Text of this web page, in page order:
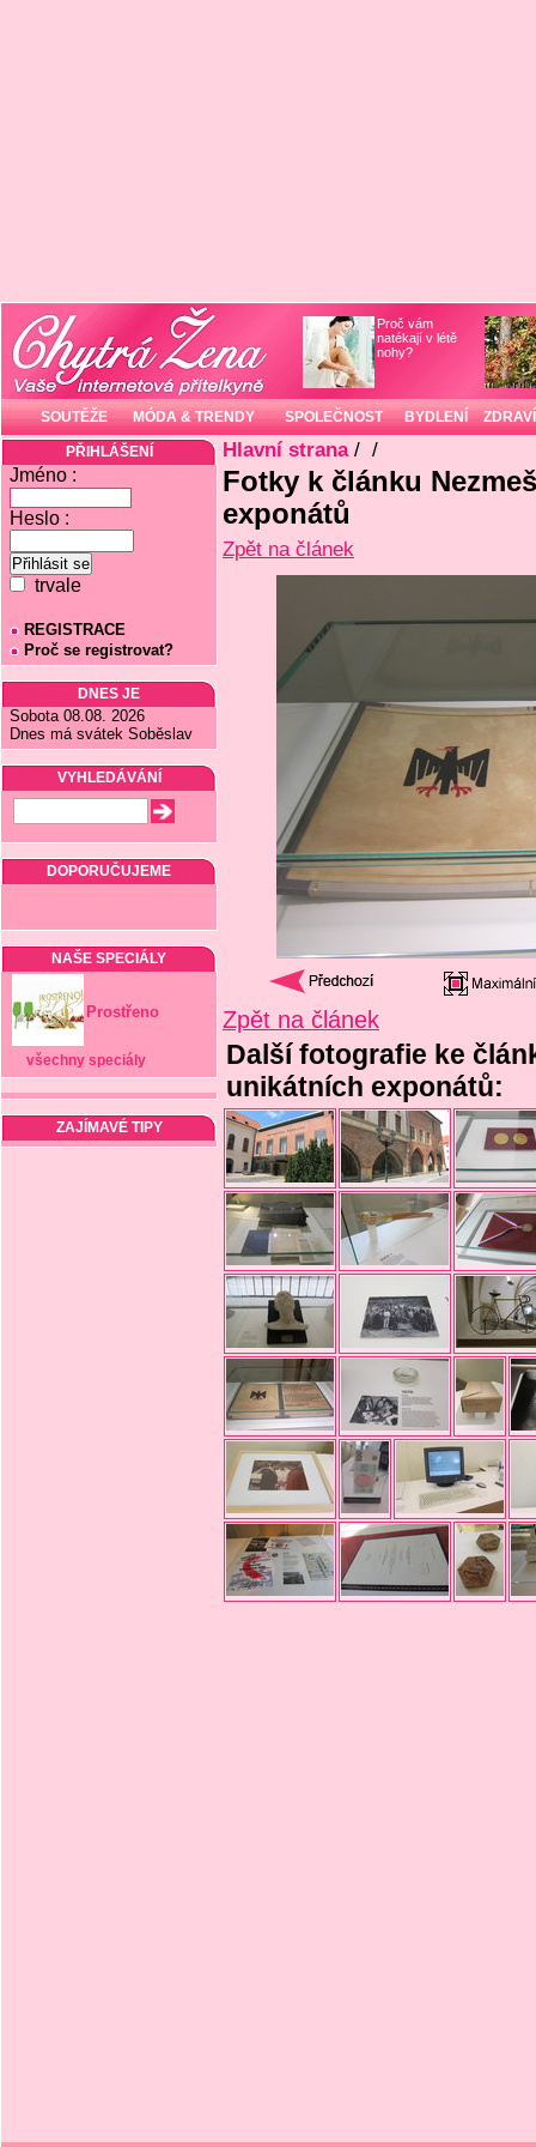
Proč vám
natékají v létě
nohy?
SOUTĚŽE MÓDA & TRENDY SPOLEČNOST BYDLENÍ ZDRAVÍ
PŘIHLÁŠENÍ
Jméno :
Heslo :
trvale
REGISTRACE
Proč se registrovat?
DNES JE
Sobota 08.08. 2026
Dnes má svátek Soběslav
VYHLEDÁVÁNÍ
DOPORUČUJEME
NAŠE SPECIÁLY
Prostřeno
všechny speciály
ZAJÍMAVÉ TIPY
Hlavní strana/ /
Fotky k článku
exponátů
Zpět na článek
Zpět na článek
Další fotografie ke
unikátních exponátů: